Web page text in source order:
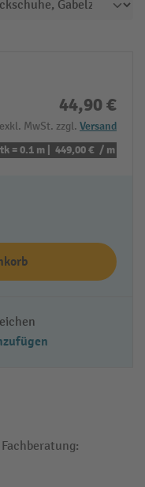
44,90 €
MwSt. zzgl. Versand
= 0.1 m | 449,00 € / m